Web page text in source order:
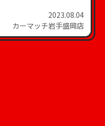
2023.08.04
カーマッチ岩手盛岡店